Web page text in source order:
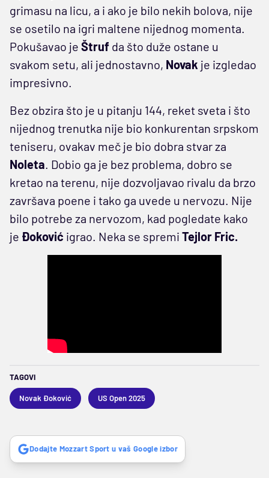
grimasu na licu, a i ako je bilo nekih bolova, nije
se osetilo na igri maltene nijednog momenta.
Pokušavao je Štruf da što duže ostane u
svakom setu, ali jednostavno, Novak je izgledao
impresivno.
Bez obzira što je u pitanju 144, reket sveta i što
nijednog trenutka nije bio konkurentan srpskom
teniseru, ovakav meč je bio dobra stvar za
Noleta. Dobio ga je bez problema, dobro se
kretao na terenu, nije dozvoljavao rivalu da brzo
završava poene i tako ga uvede u nervozu. Nije
bilo potrebe za nervozom, kad pogledate kako
je Đoković igrao. Neka se spremi Tejlor Fric.
TAGOVI
Novak Đoković US Open 2025
Dodajte Mozzart Sport u vaš Google izbor